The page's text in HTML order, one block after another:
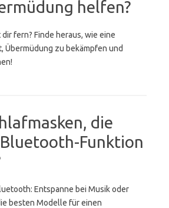
helfen?
fern? Finde heraus, wie eine
Übermüdung zu bekämpfen und
die
Funktion
Entspanne bei Musik oder
besten Modelle für einen